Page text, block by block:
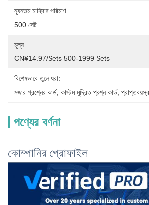
ন্যূনতম চাহিদার পরিমাণ:
500 সেট
মূল্য:
CN¥14.97/sets 500-1999 Sets
বিশেষভাবে তুলে ধরা:
মজার প্রশ্নের কার্ড, কাস্টম মুদ্রিত প্রশ্ন কার্ড,
পণ্যের বর্ণনা
কোম্পানির প্রোফাইল